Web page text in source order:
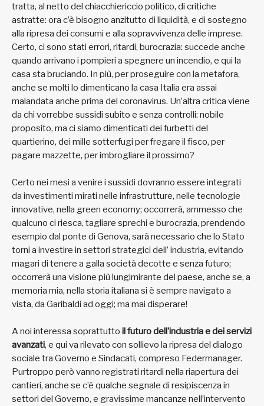
tratta, al netto del chiacchiericcio politico, di critiche
astratte: ora c’è bisogno anzitutto di liquidità, e di sostegno
alla ripresa dei consumi e alla sopravvivenza delle imprese.
Certo, ci sono stati errori, ritardi, burocrazia: succede anche
quando arrivano i pompieri a spegnere un incendio, e qui la
casa sta bruciando. In più, per proseguire con la metafora,
anche se molti lo dimenticano la casa Italia era assai
malandata anche prima del coronavirus. Un’altra critica viene
da chi vorrebbe sussidi subito e senza controlli: nobile
proposito, ma ci siamo dimenticati dei furbetti del
quartierino, dei mille sotterfugi per fregare il fisco, per
pagare mazzette, per imbrogliare il prossimo?
Certo nei mesi a venire i sussidi dovranno essere integrati
da investimenti mirati nelle infrastrutture, nelle tecnologie
innovative, nella green economy; occorrerà, ammesso che
qualcuno ci riesca, tagliare sprechi e burocrazia, prendendo
esempio dal ponte di Genova, sarà necessario che lo Stato
torni a investire in settori strategici dell’ industria, evitando
magari di tenere a galla società decotte e senza futuro;
occorrerà una visione più lungimirante del paese, anche se, a
memoria mia, nella storia italiana si è sempre navigato a
vista, da Garibaldi ad oggi; ma mai disperare!
A noi interessa soprattutto il futuro dell’industria e dei servizi
avanzati, e qui va rilevato con sollievo la ripresa del dialogo
sociale tra Governo e Sindacati, compreso Federmanager.
Purtroppo però vanno registrati ritardi nella riapertura dei
cantieri, anche se c’è qualche segnale di resipiscenza in
settori del Governo, e gravissime mancanze nell’intervento